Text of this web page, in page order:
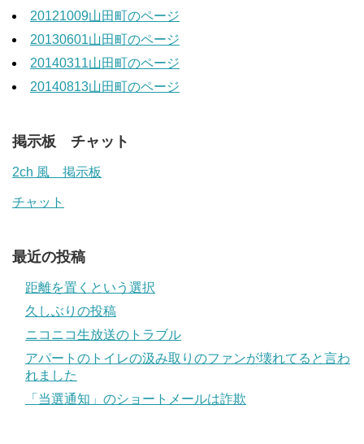
20121009山田町のページ
20130601山田町のページ
20140311山田町のページ
20140813山田町のページ
掲示板 チャット
2ch 風 掲示板
チャット
最近の投稿
距離を置くという選択
久しぶりの投稿
ニコニコ生放送のトラブル
アパートのトイレの汲み取りのファンが壊れてると言わ
れました
「当選通知」のショートメールは詐欺